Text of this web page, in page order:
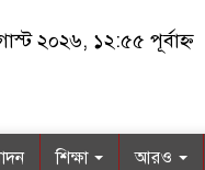
২০২৬, ১২:৫৫ পূর্বাহ্ন
শিক্ষা আরও